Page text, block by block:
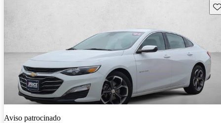
Aviso patrocinado